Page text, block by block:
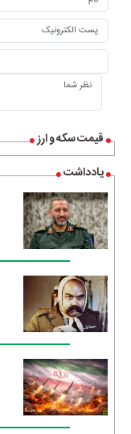
قیمت سکه و ارز
یادداشت